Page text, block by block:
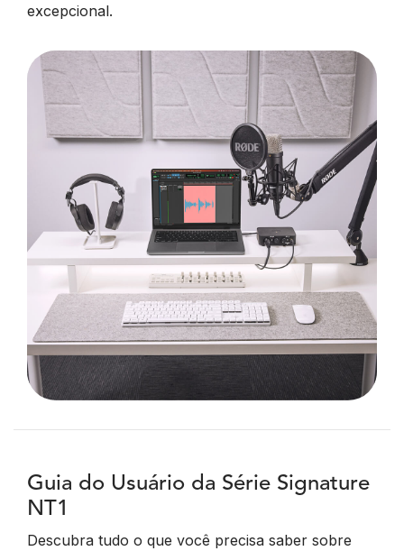
excepcional.
Guia do Usuário da Série Signature
NT1
Descubra tudo o que você precisa saber sobre